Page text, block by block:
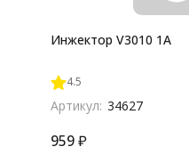
Инжектор V3010 1A
4.5
Артикул: 34627
959₽